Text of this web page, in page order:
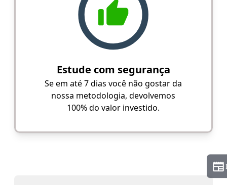
Estude com segurança
Se em até 7 dias você não gostar da
nossa metodologia, devolvemos
100% do valor investido.